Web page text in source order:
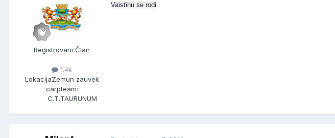
Registrovani Član
1.4k
LokacijaZemun zauvek
carpteam:
C.T.TAURUNUM
Vaistinu se rodi